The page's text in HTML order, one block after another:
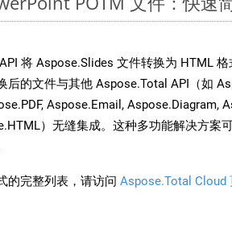
将 Aspose.Slides 文件转换为 HTML
后的文件与其他 Aspose.Total API（如
Aspose.Email, Aspose.Diagram,
）无缝集成。这种多功能解决方案
的完整列表，请访问 Aspose.Total Cloud